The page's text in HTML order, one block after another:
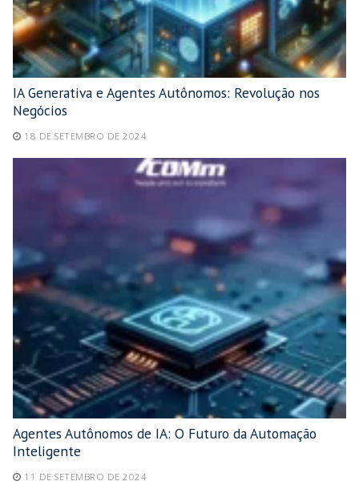
IA Generativa e Agentes Autônomos: Revolução nos
Negócios
18 DE SETEMBRO DE 2024
Agentes Autônomos de IA: O Futuro da Automação
Inteligente
11 DE SETEMBRO DE 2024